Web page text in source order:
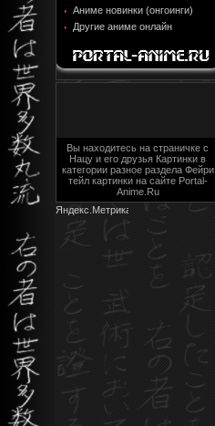
Аниме новинки (онгоинги)
Другие аниме онлайн
Вы находитесь на страничке с
Нацу и его друзья Картинки в
категории разное раздела Фейри
тейл картинки на сайте Portal-
Anime.Ru